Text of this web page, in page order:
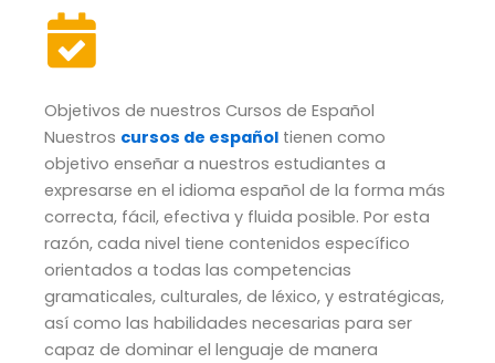
Objetivos de nuestros Cursos de Español
Nuestros cursos de español tienen como
objetivo enseñar a nuestros estudiantes a
expresarse en el idioma español de la forma más
correcta, fácil, efectiva y fluida posible. Por esta
razón, cada nivel tiene contenidos específico
orientados a todas las competencias
gramaticales, culturales, de léxico, y estratégicas,
así como las habilidades necesarias para ser
capaz de dominar el lenguaje de manera